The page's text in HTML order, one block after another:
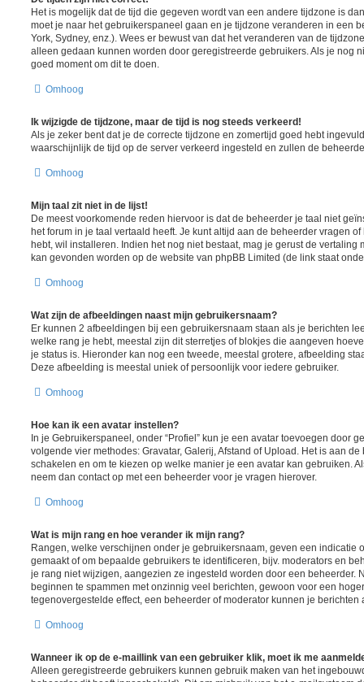
Het is mogelijk dat de tijd die gegeven wordt van een andere tijdzone is
moet je naar het gebruikerspaneel gaan en je tijdzone veranderen in een
York, Sydney, enz.). Wees er bewust van dat het veranderen van de
alleen gedaan kunnen worden door geregistreerde gebruikers. Als je nog
goed moment om dit te doen.
Omhoog
Ik wijzigde de tijdzone, maar de tijd is nog steeds verkeerd!
Als je zeker bent dat je de correcte tijdzone en zomertijd goed hebt
waarschijnlijk de tijd op de server verkeerd ingesteld en zullen de
Omhoog
Mijn taal zit niet in de lijst!
De meest voorkomende reden hiervoor is dat de beheerder je taal niet
het forum in je taal vertaald heeft. Je kunt altijd aan de beheerder vragen
hebt, wil installeren. Indien het nog niet bestaat, mag je gerust de vertaling
kan gevonden worden op de website van phpBB Limited (de link staat
Omhoog
Wat zijn de afbeeldingen naast mijn gebruikersnaam?
Er kunnen 2 afbeeldingen bij een gebruikersnaam staan als je berichten
welke rang je hebt, meestal zijn dit sterretjes of blokjes die aangeven
je status is. Hieronder kan nog een tweede, meestal grotere, afbeelding
Deze afbeelding is meestal uniek of persoonlijk voor iedere gebruiker.
Omhoog
Hoe kan ik een avatar instellen?
In je Gebruikerspaneel, onder “Profiel” kun je een avatar toevoegen door
volgende vier methodes: Gravatar, Galerij, Afstand of Upload. Het is aan
schakelen en om te kiezen op welke manier je een avatar kan gebruiken.
neem dan contact op met een beheerder voor je vragen hierover.
Omhoog
Wat is mijn rang en hoe verander ik mijn rang?
Rangen, welke verschijnen onder je gebruikersnaam, geven een indicatie
gemaakt of om bepaalde gebruikers te identificeren, bijv. moderators en
je rang niet wijzigen, aangezien ze ingesteld worden door een beheerder.
beginnen te spammen met onzinnig veel berichten, gewoon voor een
tegenovergestelde effect, een beheerder of moderator kunnen je berichten
Omhoog
Wanneer ik op de e-maillink van een gebruiker klik, moet ik me
Alleen geregistreerde gebruikers kunnen gebruik maken van het